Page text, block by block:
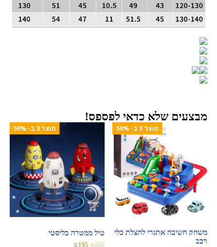
מבצעים שלא כדאי לפספס!
מוצר 3 ב- 50%
משחק חשיבה אתגרי להצלת כלי
רכב
מוצר 3 ב- 50%
טיל ממטרה בליסטי
₪285
₪195